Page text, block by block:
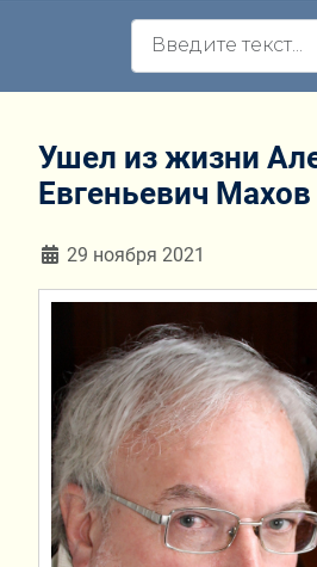
Ушел из жизни
Евгеньевич Махов
Информация о материале
29 ноября 2021